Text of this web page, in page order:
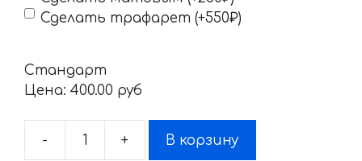
Сделать трафарет (+550₽)
Стандарт
Цена: 400.00 pyб
-
Количество
+ В корзину